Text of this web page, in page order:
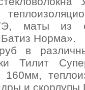
маты из
Норма».
в
Тилит
и cкорлупы